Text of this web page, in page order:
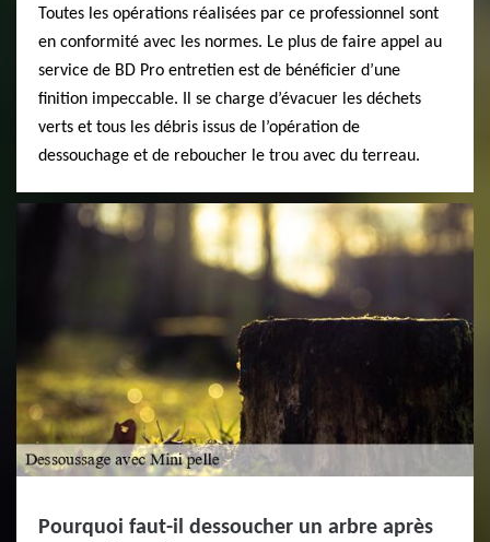
Toutes les opérations réalisées par ce professionnel sont
en conformité avec les normes. Le plus de faire appel au
service de BD Pro entretien est de bénéficier d’une
finition impeccable. Il se charge d’évacuer les déchets
verts et tous les débris issus de l’opération de
dessouchage et de reboucher le trou avec du terreau.
Pourquoi faut-il dessoucher un arbre après